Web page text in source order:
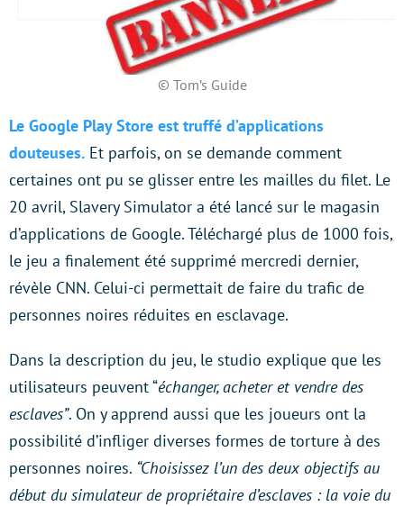
© Tom’s Guide
Le Google Play Store est truffé d’applications
douteuses. Et parfois, on se demande comment
certaines ont pu se glisser entre les mailles du filet. Le
20 avril, Slavery Simulator a été lancé sur le magasin
d’applications de Google. Téléchargé plus de 1000 fois,
le jeu a finalement été supprimé mercredi dernier,
révèle CNN. Celui-ci permettait de faire du trafic de
personnes noires réduites en esclavage.
Dans la description du jeu, le studio explique que les
utilisateurs peuvent “échanger, acheter et vendre des
esclaves”. On y apprend aussi que les joueurs ont la
possibilité d’infliger diverses formes de torture à des
personnes noires. “Choisissez l’un des deux objectifs au
début du simulateur de propriétaire d’esclaves : la voie du